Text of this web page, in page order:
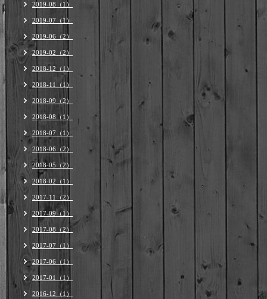
2019-08（1）
2019-07（1）
2019-06（2）
2019-02（2）
2018-12（1）
2018-11（1）
2018-09（2）
2018-08（1）
2018-07（1）
2018-06（2）
2018-05（2）
2018-02（1）
2017-11（2）
2017-09（1）
2017-08（2）
2017-07（1）
2017-06（1）
2017-01（1）
2016-12（1）